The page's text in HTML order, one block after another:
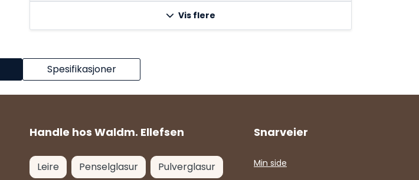
Vis flere
Spesifikasjoner
Handle hos Waldm. Ellefsen
Leire Penselglasur Pulverglasur
Snarveier
Min side